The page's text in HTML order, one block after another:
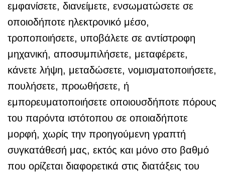
εμφανίσετε, διανείμετε, ενσωματώσετε σε
οποιοδήποτε ηλεκτρονικό μέσο,
τροποποιήσετε, υποβάλετε σε αντίστροφη
μηχανική, αποσυμπιλήσετε, μεταφέρετε,
κάνετε λήψη, μεταδώσετε, νομισματοποιήσετε,
πουλήσετε, προωθήσετε, ή
εμπορευματοποιήσετε οποιουσδήποτε πόρους
του παρόντα ιστότοπου σε οποιαδήποτε
μορφή, χωρίς την προηγούμενη γραπτή
συγκατάθεσή μας, εκτός και μόνο στο βαθμό
που ορίζεται διαφορετικά στις διατάξεις του